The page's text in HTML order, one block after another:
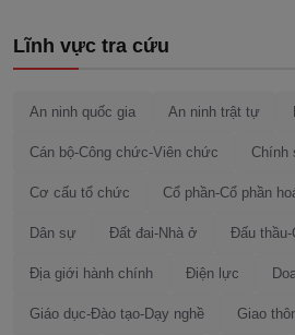
Lĩnh vực tra cứu
An ninh quốc gia An ninh trật tự
Cán bộ-Công chức-Viên chức Chính
Cơ cấu tổ chức Cổ phần-Cổ phần
Dân sự Đất đai-Nhà ở Đấu thầu-
Địa giới hành chính Điện lực
Giáo dục-Đào tạo-Dạy nghề Giao